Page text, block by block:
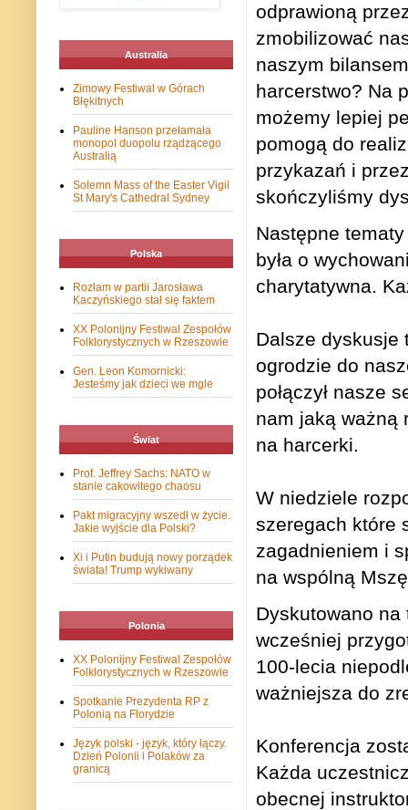
odprawioną
zmobilizować
naszym
harcerstwo? Na
możemy lepiej
pomogą do
przykazań i
skończyliśmy
Następne
była o
charytatywna.
Dalsze dyskusje
ogrodzie do
połączył nasze
nam jaką ważną
na harcerki.
W niedziele
szeregach które
zagadnieniem i
na wspólną
Dyskutowano na
wcześniej
100-lecia
ważniejsza do
Konferencja
Każda
obecnej
Australia
Zimowy Festiwal w Górach
Błękitnych
Pauline Hanson przełamała
monopol duopolu rządzącego
Australią
Solemn Mass of the Easter Vigil
St Mary's Cathedral Sydney
Polska
Rozłam w partii Jarosława
Kaczyńskiego stał się faktem
XX Polonijny Festiwal Zespołów
Folklorystycznych w Rzeszowie
Gen. Leon Komornicki:
Jesteśmy jak dzieci we mgle
Świat
Prof. Jeffrey Sachs: NATO w
stanie cakowitego chaosu
Pakt migracyjny wszedł w życie.
Jakie wyjście dla Polski?
Xi i Putin budują nowy porządek
świata! Trump wykiwany
Polonia
XX Polonijny Festiwal Zespołów
Folklorystycznych w Rzeszowie
Spotkanie Prezydenta RP z
Polonią na Florydzie
Język polski - język, który łączy.
Dzień Polonii i Polaków za
granicą